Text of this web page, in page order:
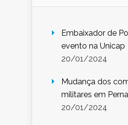
Embaixador de
evento na Unicap
20/01/2024
Mudança dos
militares em
20/01/2024